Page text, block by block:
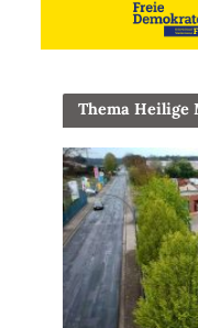
Thema Heilige